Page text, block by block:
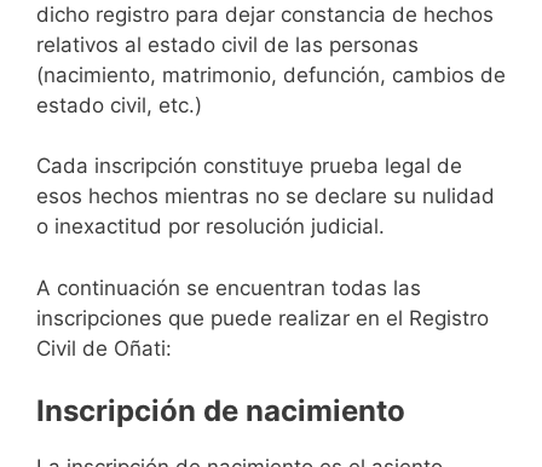
dicho registro para dejar constancia de hechos
relativos al estado civil de las personas
(nacimiento, matrimonio, defunción, cambios de
estado civil, etc.)
Cada inscripción constituye prueba legal de
esos hechos mientras no se declare su nulidad
o inexactitud por resolución judicial.
A continuación se encuentran todas las
inscripciones que puede realizar en el Registro
Civil de Oñati:
Inscripción de nacimiento